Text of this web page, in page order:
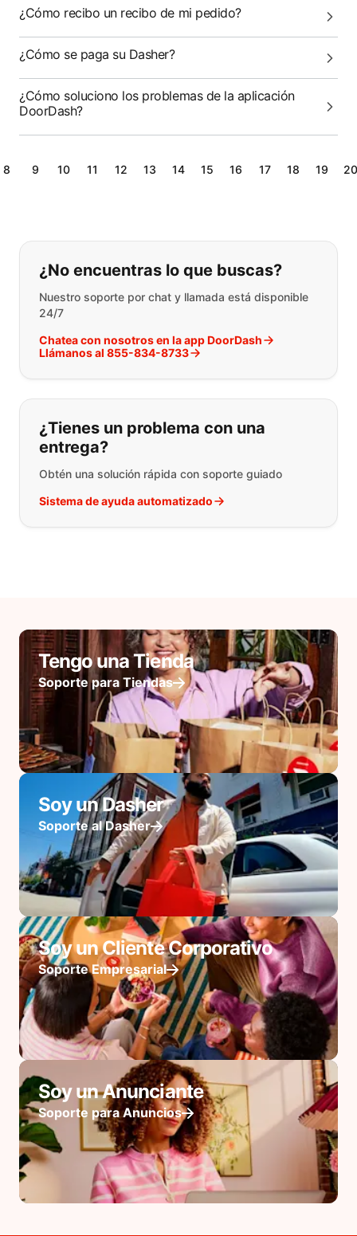
¿Cómo recibo un recibo de mi pedido?
¿Cómo se paga su Dasher?
¿Cómo soluciono los problemas de la aplicación
DoorDash?
8 9 10 11 12 13 14 15 16 17 18 19 20
Si no puede encontrar lo que está
¿No encuentras lo que buscas?
Nuestro soporte por chat y llamada está disponible
24/7
Chatea con nosotros en la app DoorDash
Llámanos al 855-834-8733
¿Tienes un problema con una
entrega?
Obtén una solución rápida con soporte guiado
Sistema de ayuda automatizado
Tengo una Tienda
Soporte para Tiendas
Soy un Dasher
Soporte al Dasher
Soy un Cliente Corporativo
Soporte Empresarial
Soy un Anunciante
Soporte para Anuncios